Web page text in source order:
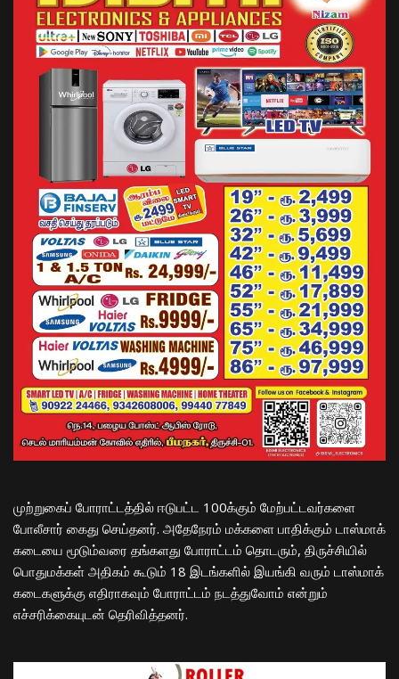
முற்றுகைப் போராட்டத்தில் ஈடுபட்ட 100க்கும் மேற்பட்டவர்களை
போலீசார் கைது செய்தனர். அதேநேரம் மக்களை பாதிக்கும் டாஸ்மாக்
கடையை மூடும்வரை தங்களது போராட்டம் தொடரும், திருச்சியில்
பொதுமக்கள் அதிகம் கூடும் 18 இடங்களில் இயங்கி வரும் டாஸ்மாக்
கடைகளுக்கு எதிராகவும் போராட்டம் நடத்துவோம் என்றும்
எச்சரிக்கையுடன் தெரிவித்தனர்.